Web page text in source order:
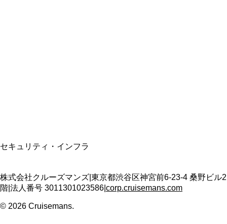
セキュリティ・インフラ
株式会社クルーズマンズ 東京都渋谷区神宮前6-23-4 桑野ビル2
階 法人番号 3011301023586 corp.cruisemans.com
© 2026 Cruisemans.